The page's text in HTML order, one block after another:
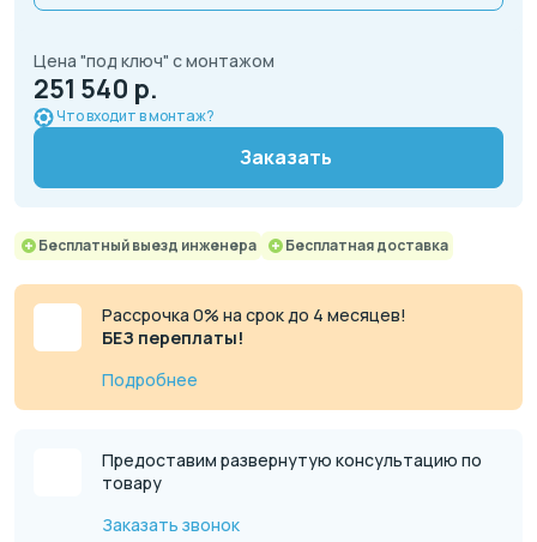
Цена "под ключ" с монтажом
251 540 р.
Что входит в монтаж?
Заказать
Бесплатный выезд инженера Бесплатная доставка
Рассрочка 0% на срок до 4 месяцев!
БЕЗ переплаты!
Подробнее
Предоставим развернутую консультацию по
товару
Заказать звонок